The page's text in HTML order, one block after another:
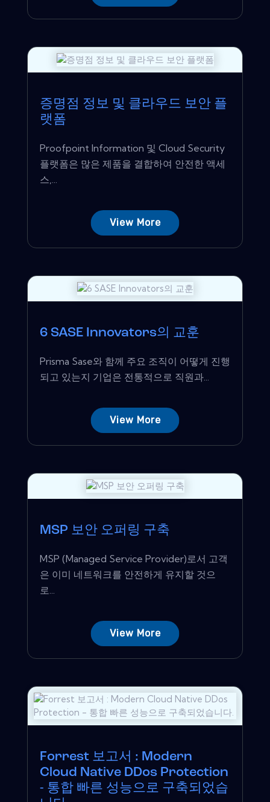
증명점 정보 및 클라우드 보안 플
랫폼
Proofpoint Information 및 Cloud Security
플랫폼은 많은 제품을 결합하여 안전한 액세
스,...
View More
6 SASE Innovators의 교훈
Prisma Sase와 함께 주요 조직이 어떻게 진행
되고 있는지 기업은 전통적으로 직원과...
View More
MSP 보안 오퍼링 구축
MSP (Managed Service Provider)로서 고객
은 이미 네트워크를 안전하게 유지할 것으
로...
View More
Forrest 보고서 : Modern
Cloud Native DDos Protection
- 통합 빠른 성능으로 구축되었습